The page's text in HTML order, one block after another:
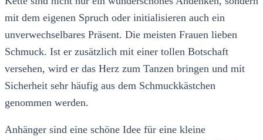
mit dem eigenen Spruch oder initialisieren auch ein
unverwechselbares Präsent. Die meisten Frauen lieben
Schmuck. Ist er zusätzlich mit einer tollen Botschaft
versehen, wird er das Herz zum Tanzen bringen und mit
Sicherheit sehr häufig aus dem Schmuckkästchen
genommen werden.
Anhänger sind eine schöne Idee für eine kleine